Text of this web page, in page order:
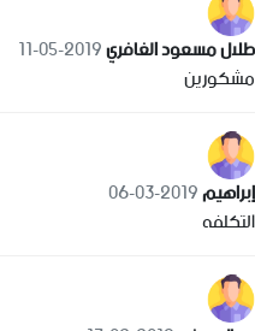
طلال مسعود الغافري2019-05-11
مشكورين
إبراهيم2019-03-06
التكلفه